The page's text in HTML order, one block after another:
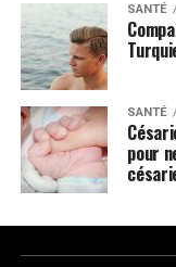
SANTÉ
SANTÉ
pour